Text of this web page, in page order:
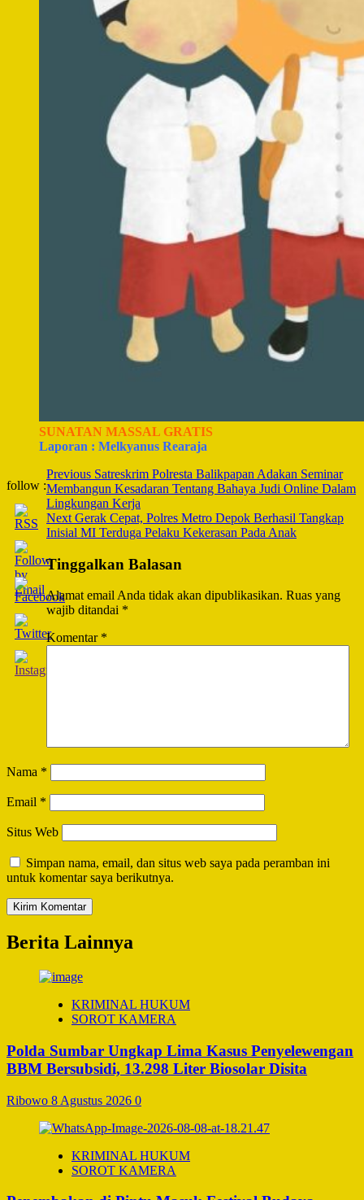
SUNATAN MASSAL GRATIS
Laporan : Melkyanus Rearaja
follow :
Post
Navigation
Previous Satreskrim Polresta Balikpapan Adakan Seminar
Membangun Kesadaran Tentang Bahaya Judi Online Dalam
Lingkungan Kerja
Next Gerak Cepat, Polres Metro Depok Berhasil Tangkap
Inisial MI Terduga Pelaku Kekerasan Pada Anak
Tinggalkan Balasan
Alamat email Anda tidak akan dipublikasikan. Ruas yang
wajib ditandai *
Komentar *
Nama *
Email *
Situs Web
Simpan nama, email, dan situs web saya pada peramban ini
untuk komentar saya berikutnya.
Berita Lainnya
KRIMINAL HUKUM
SOROT KAMERA
Polda Sumbar Ungkap Lima Kasus Penyelewengan
BBM Bersubsidi, 13.298 Liter Biosolar Disita
Ribowo 8 Agustus 2026 0
KRIMINAL HUKUM
SOROT KAMERA